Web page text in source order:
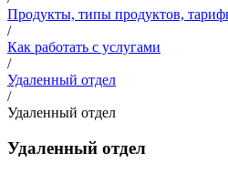
Продукты, типы продуктов,
/
Как работать с услугами
/
Удаленный отдел
/
Удаленный отдел
Удаленный отдел